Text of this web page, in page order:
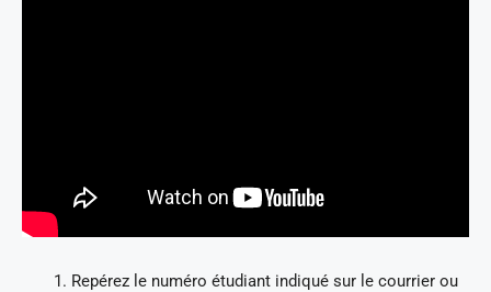
Repérez le numéro étudiant indiqué sur le courrier ou